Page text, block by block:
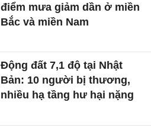
điểm mưa giảm dần ở miền
Bắc và miền Nam
Động đất 7,1 độ tại Nhật
Bản: 10 người bị thương,
nhiều hạ tầng hư hại nặng